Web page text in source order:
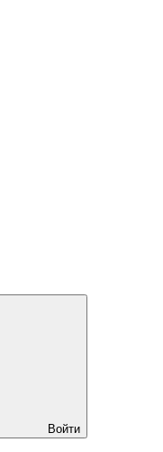
Войти